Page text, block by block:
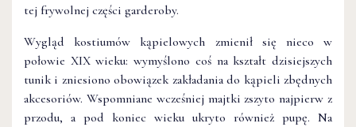
tej frywolnej części garderoby.
Wygląd kostiumów kąpielowych zmienił się nieco w
połowie XIX wieku: wymyślono coś na kształt dzisiejszych
tunik i zniesiono obowiązek zakładania do kąpieli zbędnych
akcesoriów. Wspomniane wcześniej majtki zszyto najpierw z
przodu, a pod koniec wieku ukryto również pupę. Na